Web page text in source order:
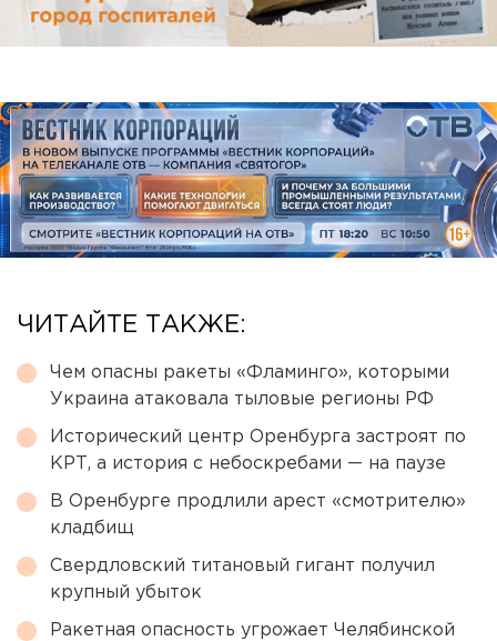
ЧИТАЙТЕ ТАКЖЕ:
Чем опасны ракеты «Фламинго», которыми
Украина атаковала тыловые регионы РФ
Исторический центр Оренбурга застроят по
КРТ, а история с небоскребами — на паузе
В Оренбурге продлили арест «смотрителю»
кладбищ
Свердловский титановый гигант получил
крупный убыток
Ракетная опасность угрожает Челябинской